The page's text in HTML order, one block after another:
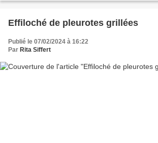
Effiloché de pleurotes grillées
Publié le 07/02/2024 à 16:22
Par Rita Siffert